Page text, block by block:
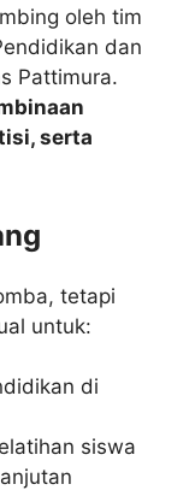
oleh tim
dan
Pattimura.
serta
tetapi
untuk:
di
siswa